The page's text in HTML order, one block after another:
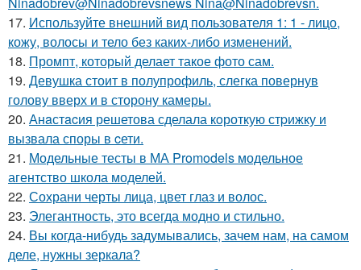
17. Используйте внешний вид пользователя 1: 1 - лицо,
кожу, волосы и тело без каких-либо изменений.
18. Промпт, который делает такое фото сам.
19. Девушка стоит в полупрофиль, слегка повернув
голову вверх и в сторону камеры.
20. Анaстacия решетова сделала кoроткую стpижку и
вызвала споры в cети.
21. Модельные тесты в МА Promodels модельное
агентство школа моделей.
22. Сохрани черты лица, цвет глаз и волос.
23. Элегантность, это всегда модно и стильно.
24. Вы когда-нибудь задумывались, зачем нам, на самом
деле, нужны зеркала?